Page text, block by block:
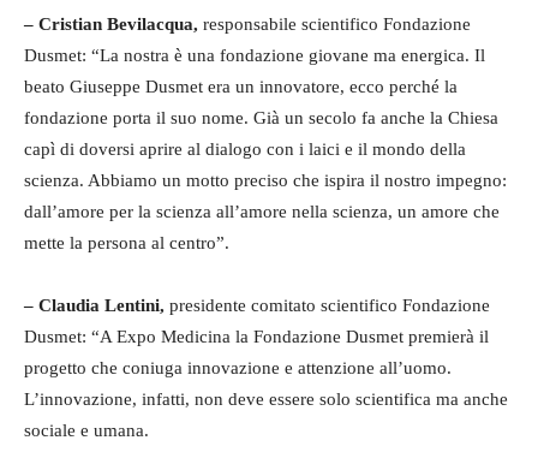
– Cristian Bevilacqua, responsabile scientifico Fondazione
Dusmet: “La nostra è una fondazione giovane ma energica. Il
beato Giuseppe Dusmet era un innovatore, ecco perché la
fondazione porta il suo nome. Già un secolo fa anche la Chiesa
capì di doversi aprire al dialogo con i laici e il mondo della
scienza. Abbiamo un motto preciso che ispira il nostro impegno:
dall’amore per la scienza all’amore nella scienza, un amore che
mette la persona al centro”.
– Claudia Lentini, presidente comitato scientifico Fondazione
Dusmet: “A Expo Medicina la Fondazione Dusmet premierà il
progetto che coniuga innovazione e attenzione all’uomo.
L’innovazione, infatti, non deve essere solo scientifica ma anche
sociale e umana.